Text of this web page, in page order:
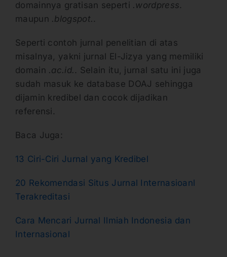
domainnya gratisan seperti .wordpress.
maupun .blogspot. .
Seperti contoh jurnal penelitian di atas
misalnya, yakni jurnal El-Jizya yang memiliki
domain .ac.id. . Selain itu, jurnal satu ini juga
sudah masuk ke database DOAJ sehingga
dijamin kredibel dan cocok dijadikan
referensi.
Baca Juga:
13 Ciri-Ciri Jurnal yang Kredibel
20 Rekomendasi Situs Jurnal Internasioanl
Terakreditasi
Cara Mencari Jurnal Ilmiah Indonesia dan
Internasional